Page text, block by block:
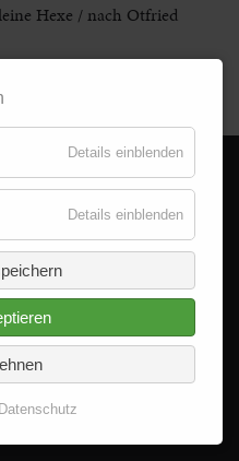
Hexe / nach Otfried
Details einblenden
Details einblenden
Datenschutz